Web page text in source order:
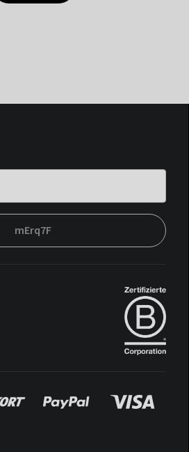
mErq7F